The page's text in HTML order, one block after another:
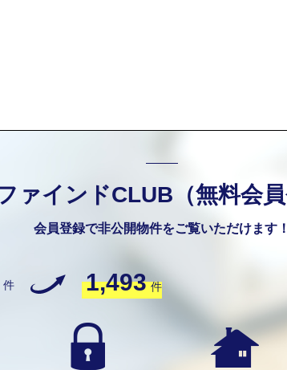
ァインドCLUB（無料会員
会員登録で非公開物件をご覧いただけます！
件 1,493 件